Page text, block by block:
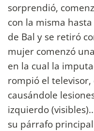
sorprendió,
con la misma
de Bal y se retiró
mujer comenzó
en la cual la
rompió el
causándole
izquierdo
su párrafo